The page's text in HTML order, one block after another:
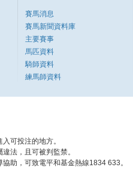
賽馬消息
賽馬新聞資料庫
主要賽事
馬匹資料
騎師資料
練馬師資料
可投注的地方。
法，且可被判監禁。
助，可致電平和基金熱線1834 633。